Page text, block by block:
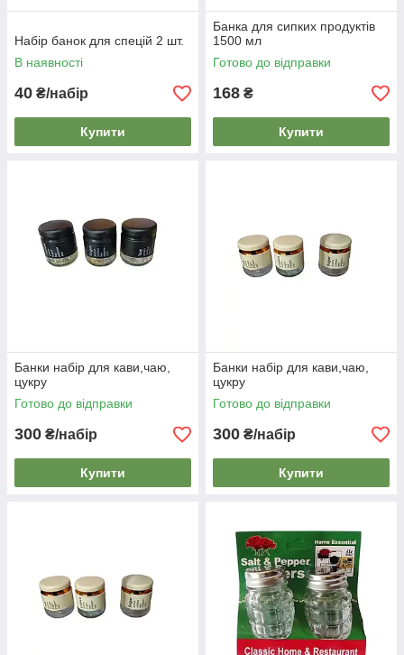
Набір банок для спецій 2 шт.
В наявності
40 ₴/набір
Купити
Банка для сипких продуктів
1500 мл
Готово до відправки
168 ₴
Купити
Банки набір для кави,чаю,
цукру
Готово до відправки
300 ₴/набір
Купити
Банки набір для кави,чаю,
цукру
Готово до відправки
300 ₴/набір
Купити